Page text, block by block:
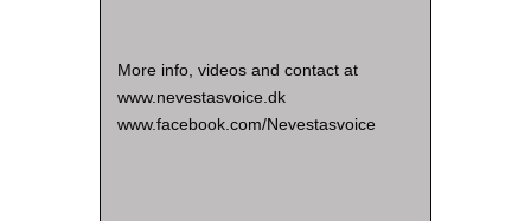
More info, videos and contact at
www.nevestasvoice.dk
www.facebook.com/Nevestasvoice